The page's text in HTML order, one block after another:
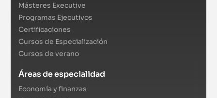
Másteres Executive
Programas Ejecutivos
Certificaciones
Cursos de Especialización
Cursos de verano
Áreas de especialidad
Economía y finanzas